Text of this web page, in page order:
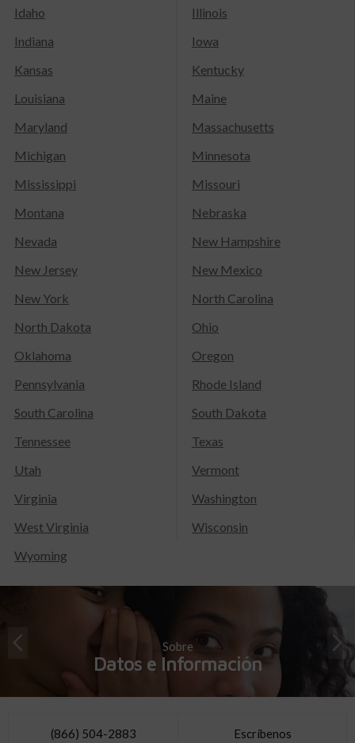
Idaho
Illinois
Indiana
Iowa
Kansas
Kentucky
Louisiana
Maine
Maryland
Massachusetts
Michigan
Minnesota
Mississippi
Missouri
Montana
Nebraska
Nevada
New Hampshire
New Jersey
New Mexico
New York
North Carolina
North Dakota
Ohio
Oklahoma
Oregon
Pennsylvania
Rhode Island
South Carolina
South Dakota
Tennessee
Texas
Utah
Vermont
Virginia
Washington
West Virginia
Wisconsin
Wyoming
Sobre
Datos e Información
(866) 504-2883 Escríbenos